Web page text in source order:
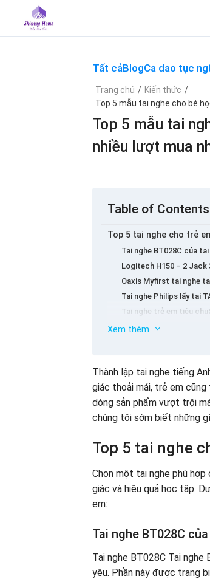
content
Tất cảBlogCa dao tục
Trang chủ / Kiến thức /
Top 5 mẫu tai nghe cho bé
Top 5 mẫu tai
nhiều lượt mua
Table of Contents
Top 5 tai nghe cho trẻ
Tai nghe BT028C của
Logitech H150 – 2 Jack
Oaxis Myfirst tai nghe
Tai nghe Philips lấy tai
Tai nghe trẻ em tiêu
Tai nghe cho trẻ em học
Xem thêm
Thành lập tai nghe tiếng
giác thoải mái, trẻ em
dòng sản phẩm vượt trội
chúng tôi sớm biết những
Top 5 tai nghe
Chọn một tai nghe phù
giác và hiệu quả học tập.
em:
Tai nghe BT028C
Tai nghe BT028C Tai
yêu. Phần này được trang